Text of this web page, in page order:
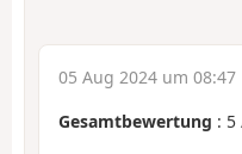
05 Aug 2024 um 08:47
Gesamtbewertung : 5